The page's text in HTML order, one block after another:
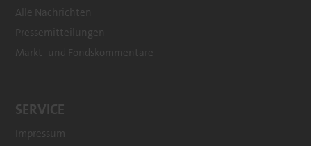
Alle Nachrichten
Pressemitteilungen
Markt- und Fondskommentare
SERVICE
Impressum